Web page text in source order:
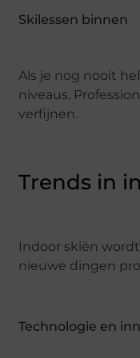
Skilessen binnen
Als je nog nooit
niveaus.
verfijnen.
Trends in
Indoor skiën
nieuwe dingen
Technologie en